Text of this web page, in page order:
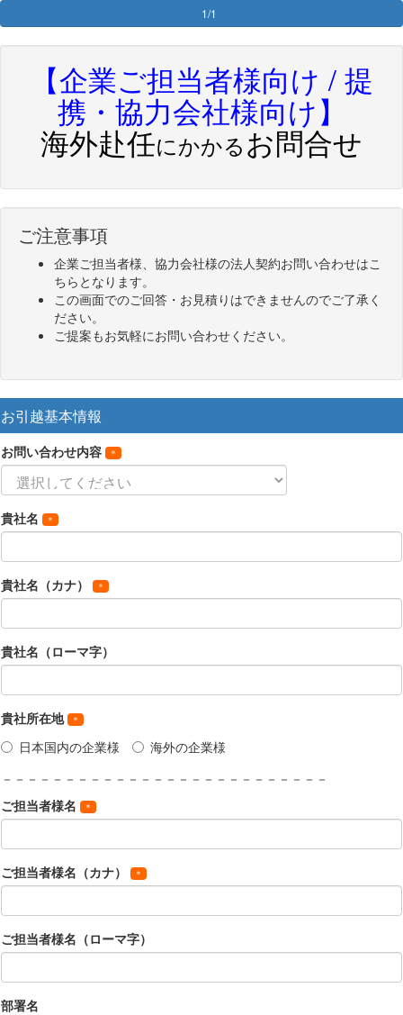
1/1
【企業ご担当者様向け / 提
携・協力会社様向け】
海外赴任にかかるお問合せ
ご注意事項
企業ご担当者様、協力会社様の法人契約お問い合わせはこ
ちらとなります。
この画面でのご回答・お見積りはできませんのでご了承く
ださい。
ご提案もお気軽にお問い合わせください。
お引越基本情報
お問い合わせ内容
貴社名
貴社名（カナ）
貴社名（ローマ字）
貴社所在地
日本国内の企業様
海外の企業様
－－－－－－－－－－－－－－－－－－－－－－－－－－
ご担当者様名
ご担当者様名（カナ）
ご担当者様名（ローマ字）
部署名